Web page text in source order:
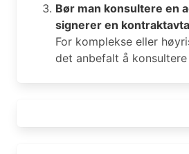
Bør man konsultere en
signerer en
For komplekse eller
det anbefalt å